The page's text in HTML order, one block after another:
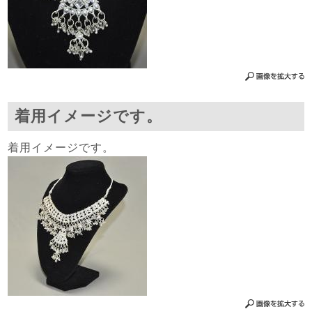
着用イメージです。
着用イメージです。